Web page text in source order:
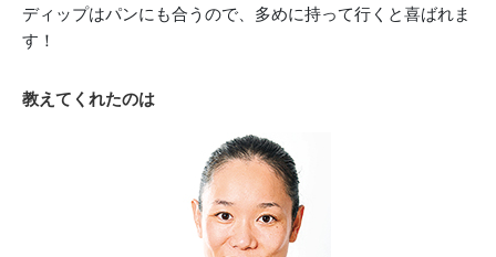
ディップはパンにも合うので、多めに持って行くと喜ばれま
す！
教えてくれたのは